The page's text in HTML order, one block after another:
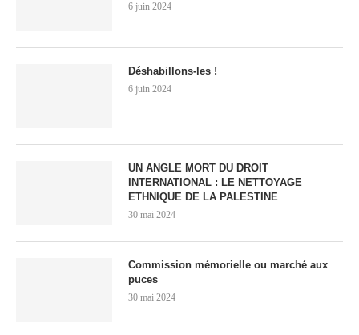
6 juin 2024
Déshabillons-les !
6 juin 2024
UN ANGLE MORT DU DROIT
INTERNATIONAL : LE NETTOYAGE
ETHNIQUE DE LA PALESTINE
30 mai 2024
Commission mémorielle ou marché aux
puces
30 mai 2024